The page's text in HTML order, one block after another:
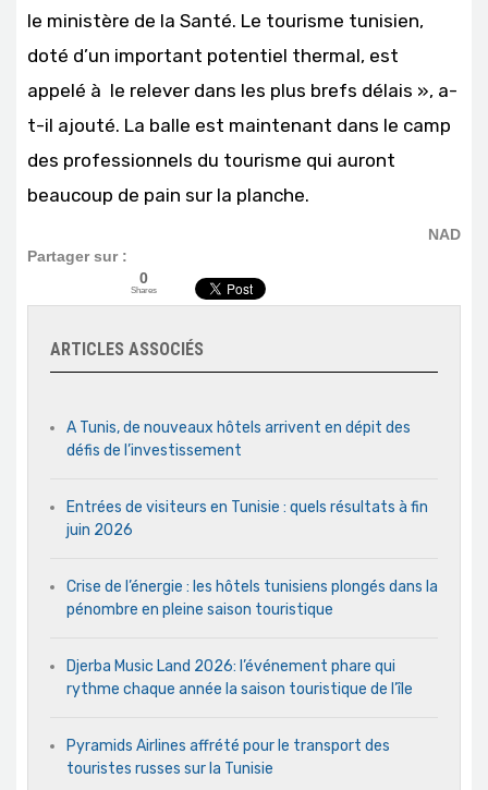
le ministère de la Santé. Le tourisme tunisien,
doté d’un important potentiel thermal, est
appelé à le relever dans les plus brefs délais », a-
t-il ajouté. La balle est maintenant dans le camp
des professionnels du tourisme qui auront
beaucoup de pain sur la planche.
NAD
Partager sur :
0
Shares
ARTICLES ASSOCIÉS
A Tunis, de nouveaux hôtels arrivent en dépit des
défis de l’investissement
Entrées de visiteurs en Tunisie : quels résultats à fin
juin 2026
Crise de l’énergie : les hôtels tunisiens plongés dans la
pénombre en pleine saison touristique
Djerba Music Land 2026: l’événement phare qui
rythme chaque année la saison touristique de l’île
Pyramids Airlines affrété pour le transport des
touristes russes sur la Tunisie